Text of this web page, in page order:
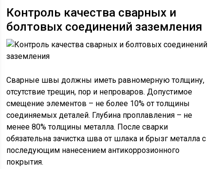
Контроль качества сварных и
болтовых соединений заземления
Сварные швы должны иметь равномерную толщину,
отсутствие трещин, пор и непроваров. Допустимое
смещение элементов – не более 10% от толщины
соединяемых деталей. Глубина проплавления – не
менее 80% толщины металла. После сварки
обязательна зачистка шва от шлака и брызг металла с
последующим нанесением антикоррозионного
покрытия.